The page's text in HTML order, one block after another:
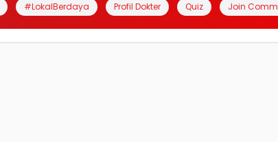
#LokalBerdaya Profil Dokter Quiz Join